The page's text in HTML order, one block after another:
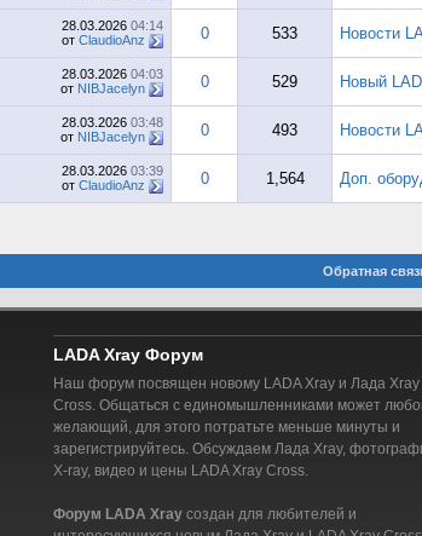
28.03.2026 04:14
от ClaudioAnz 0 533 Новости
28.03.2026 04:03
от NIBJacelyn 0 529 Новый
28.03.2026 03:48
от NIBJacelyn 0 493 Новости
28.03.2026 03:39
от ClaudioAnz 0 1,564 Доп.
Обратная
LADA Xray Форум
Наш форум посвящен новому LADA Xray и Лада Xray
Cross. Общаться с единомышленниками может
желающий, для этого потратьте меньше минуты и
зарегистрируйтесь. Обсуждаем Лада Xray,
X-ray, видео и цены LADA Xray Cross.
Форум LADA Xray создан для любителей и